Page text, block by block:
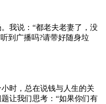
我说：“都老夫老妻了，没
到广播吗?请带好随身垃
时，总在说钱与人生的关
让我们思考：“如果你们有